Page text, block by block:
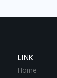
LINK
Home